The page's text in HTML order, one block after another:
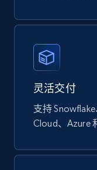
URL, ID, Name,
Actual price,
eCommerce
878+
灵活交付
支持
Cloud、Azure